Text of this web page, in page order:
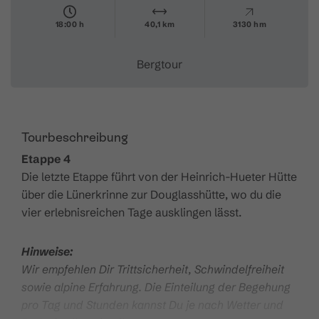
18:00 h 40,1 km 3130 hm
Bergtour
Tourbeschreibung
Etappe 4
Die letzte Etappe führt von der Heinrich-Hueter Hütte
über die Lünerkrinne zur Douglasshütte, wo du die
vier erlebnisreichen Tage ausklingen lässt.
Hinweise:
Wir empfehlen Dir Trittsicherheit, Schwindelfreiheit
sowie alpine Erfahrung. Die Einteilung der Begehung